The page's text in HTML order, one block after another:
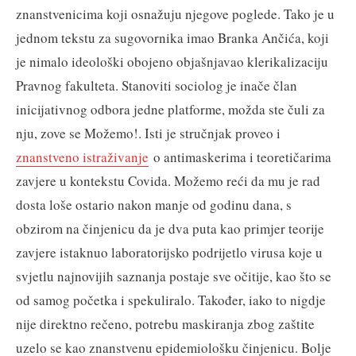
znanstvenicima koji osnažuju njegove poglede. Tako je u
jednom tekstu za sugovornika imao Branka Ančića, koji
je nimalo ideološki obojeno objašnjavao klerikalizaciju
Pravnog fakulteta. Stanoviti sociolog je inače član
inicijativnog odbora jedne platforme, možda ste čuli za
nju, zove se Možemo!. Isti je stručnjak proveo i
znanstveno istraživanje o antimaskerima i teoretičarima
zavjere u kontekstu Covida. Možemo reći da mu je rad
dosta loše ostario nakon manje od godinu dana, s
obzirom na činjenicu da je dva puta kao primjer teorije
zavjere istaknuo laboratorijsko podrijetlo virusa koje u
svjetlu najnovijih saznanja postaje sve očitije, kao što se
od samog početka i spekuliralo. Također, iako to nigdje
nije direktno rečeno, potrebu maskiranja zbog zaštite
uzelo se kao znanstvenu epidemiološku činjenicu. Bolje